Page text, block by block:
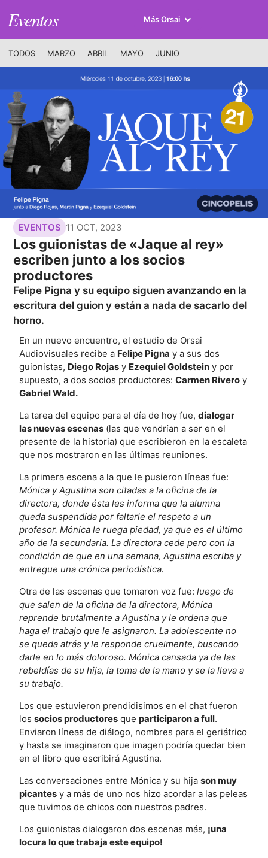
Eventos Más Orsai
TODOS MARZO ABRIL MAYO JUNIO
EVENTOS 11 OCT, 2023
Los guionistas de «Jaque al rey»
escriben junto a los socios
productores
Felipe Pigna y su equipo siguen avanzando en la
escritura del guion y están a nada de sacarlo del
horno.
En un nuevo encuentro, el estudio de Orsai
Audiovisuales recibe a Felipe Pigna y a sus dos
guionistas, Diego Rojas y Ezequiel Goldstein y por
supuesto, a dos socios productores:Carmen Rivero y
Gabriel Wald.
La tarea del equipo para el día de hoy fue,dialogar
las nuevas escenas (las que vendrían a ser en el
presente de la historia) que escribieron en la escaleta
que nos mostraron en las últimas reuniones.
La primera escena a la que le pusieron líneas fue:
Mónica y Agustina son citadas a la oficina de la
directora, donde ésta les informa que la alumna
queda suspendida por faltarle el respeto a un
profesor. Mónica le ruega piedad, ya que es el último
año de la secundaria. La directora cede pero con la
condición de que en una semana, Agustina escriba y
entregue una crónica periodística.
Otra de las escenas que tomaron voz fue:luego de
que salen de la oficina de la directora, Mónica
reprende brutalmente a Agustina y le ordena que
haga el trabajo que le asignaron. La adolescente no
se queda atrás y le responde cruelmente, buscando
darle en lo más doloroso. Mónica cansada ya de las
rebeldías de su hija, la toma de la mano y se la lleva a
su trabajo.
Los que estuvieron prendidisimos en el chat fueron
lossocios productores que participaron a full.
Enviaron líneas de diálogo, nombres para el geriátrico
y hasta se imaginaron que imagen podría quedar bien
en el libro que escribirá Agustina.
Las conversaciones entre Mónica y su hijason muy
picantes y a más de uno nos hizo acordar a las peleas
que tuvimos de chicos con nuestros padres.
Los guionistas dialogaron dos escenas más, ¡una
locura lo que trabaja este equipo!